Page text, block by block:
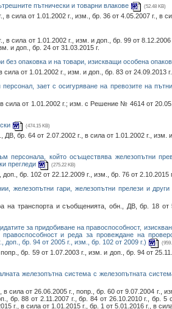
пътнически и товарни влакове
(52.48 KB)
сила от 1.01.2002 г., изм., бр. 36 от 4.05.2007 г., в
сила от 1.01.2002 г., изм. и доп., бр. 99 от 8.12.2006
и доп., бр. 24 от 31.03.2015 г.
опаковка и на товари, изискващи особена
от 1.01.2002 г., изм. и доп., бр. 83 от 24.09.2013 г.
зает с осигуряване на превозите на
сила от 1.01.2002 г.; изм. с Решение № 4614 от
(474.15 KB)
бр. 64 от 2.07.2002 г., в сила от 1.01.2002 г., изм.
персонала, който осъществява железопътни
прегледи
(275.22 KB)
бр. 102 от 22.12.2009 г., изм., бр. 76 от 2.10.2015
железопътни гари, железопътни прелези и
на транспорта и съобщенията, обн., ДВ, бр. 18
за придобиване на правоспособност,
и реда за провеждане на
доп., бр. 94 от 2005 г., изм., бр. 102 от 2009 г.)
бр. 59 от 1.07.2003 г., изм. и доп., бр. 94 от
железопътна система с железопътната
от 26.06.2005 г., попр., бр. 60 от 9.07.2004 г.,
бр. 88 от 2.11.2007 г., бр. 84 от 26.10.2010 г., бр. 5
г., в сила от 1.01.2015 г., бр. 1 от 5.01.2016 г., в